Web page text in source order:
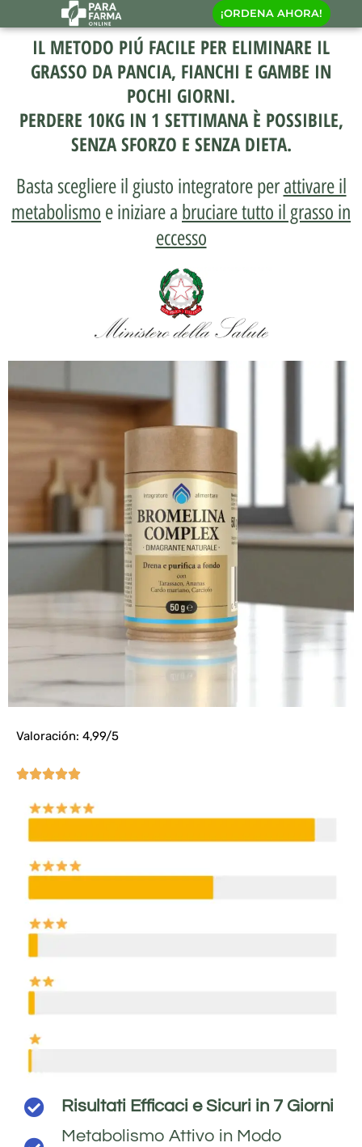
¡ORDENA AHORA!
IL METODO PIÚ FACILE PER ELIMINARE IL
GRASSO DA PANCIA, FIANCHI E GAMBE IN
POCHI GIORNI.
PERDERE 10KG IN 1 SETTIMANA È POSSIBILE,
SENZA SFORZO E SENZA DIETA.
Basta scegliere il giusto integratore per attivare il
metabolismo e iniziare a bruciare tutto il grasso in
eccesso
Valoración: 4,99/5

Risultati Efficaci e Sicuri in 7 Giorni
Metabolismo Attivo in Modo